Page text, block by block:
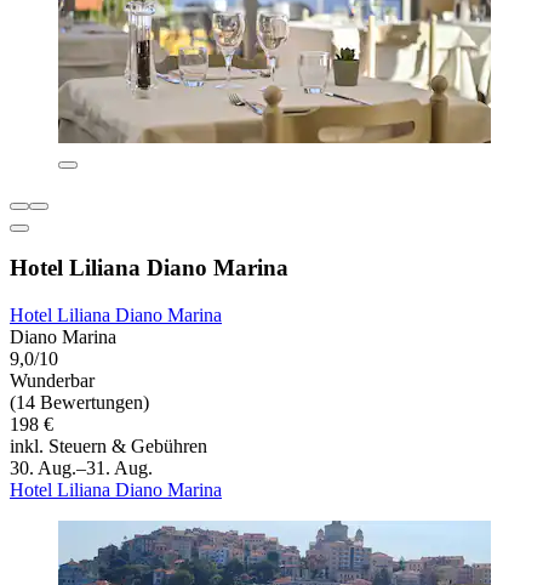
Hotel Liliana Diano Marina
Hotel Liliana Diano Marina
Diano Marina
9,0/10
Wunderbar
(14 Bewertungen)
198 €
inkl. Steuern & Gebühren
30. Aug.–31. Aug.
Hotel Liliana Diano Marina